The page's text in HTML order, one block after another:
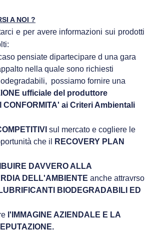
A NOI ?
e per avere informazioni sui prodotti
pensiate dipartecipare d una gara
nella quale sono richiesti
possiamo fornire una
ufficiale del produttore
CONFORMITA' ai Criteri Ambientali
sul mercato e cogliere le
che il
RECOVERY PLAN
DAVVERO ALLA
DELL'AMBIENTE anche attravrso
LUBRIFICANTI BIODEGRADABILI ED
l'IMMAGINE AZIENDALE E LA